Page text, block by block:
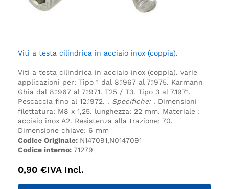
Viti a testa cilindrica in acciaio inox (coppia).
Viti a testa cilindrica in acciaio inox (coppia). varie
applicazioni per: Tipo 1 dal 8.1967 al 7.1975. Karmann
Ghia dal 8.1967 al 7.1971. T25 / T3. Tipo 3 al 7.1971.
Pescaccia fino al 12.1972. . Specifiche: . Dimensioni
filettatura: M8 x 1,25. lunghezza: 22 mm. Materiale :
acciaio inox A2. Resistenza alla trazione: 70.
Dimensione chiave: 6 mm
Codice Originale: N147091,N0147091
Codice interno: 71279
0,90 €IVA Incl.